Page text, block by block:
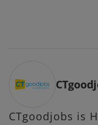
CTgoodjobs is